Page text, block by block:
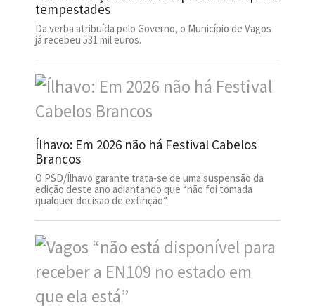
tempestades
Da verba atribuída pelo Governo, o Município de Vagos
já recebeu 531 mil euros.
Ílhavo: Em 2026 não há Festival Cabelos
Brancos
O PSD/Ílhavo garante trata-se de uma suspensão da
edição deste ano adiantando que “não foi tomada
qualquer decisão de extinção”.